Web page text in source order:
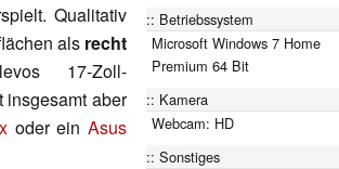
Qualitativ
als recht
17-Zoll-
aber
oder einAsus
Betriebssystem
Microsoft Windows 7 Home
Premium 64 Bit
Kamera
Webcam: HD
Sonstiges